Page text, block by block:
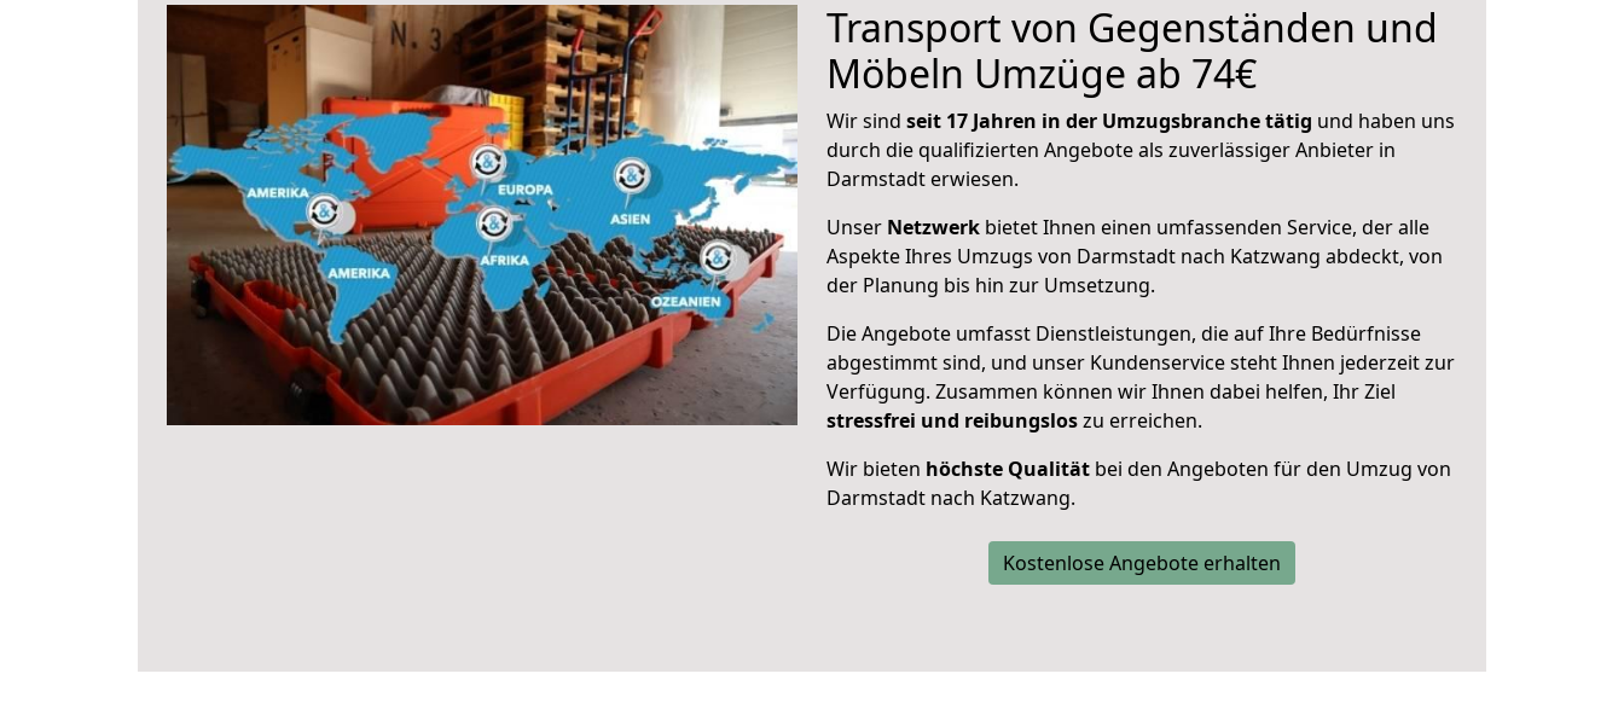
Transport von Gegenständen und
Möbeln Umzüge ab 74€
Wir sind seit 17 Jahren in der Umzugsbranche tätig und haben uns
durch die qualifizierten Angebote als zuverlässiger Anbieter in
Darmstadt erwiesen.
Unser Netzwerk bietet Ihnen einen umfassenden Service, der alle
Aspekte Ihres Umzugs von Darmstadt nach Katzwang abdeckt, von
der Planung bis hin zur Umsetzung.
Die Angebote umfasst Dienstleistungen, die auf Ihre Bedürfnisse
abgestimmt sind, und unser Kundenservice steht Ihnen jederzeit zur
Verfügung. Zusammen können wir Ihnen dabei helfen, Ihr Ziel
stressfrei und reibungsloszu erreichen.
Wir bieten höchste Qualität bei den Angeboten für den Umzug von
Darmstadt nach Katzwang.
Kostenlose Angebote erhalten